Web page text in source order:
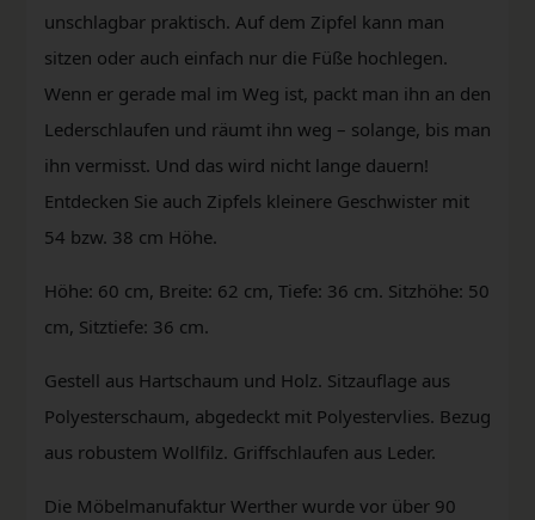
unschlagbar praktisch. Auf dem Zipfel kann man
sitzen oder auch einfach nur die Füße hochlegen.
Wenn er gerade mal im Weg ist, packt man ihn an den
Lederschlaufen und räumt ihn weg – solange, bis man
ihn vermisst. Und das wird nicht lange dauern!
Entdecken Sie auch Zipfels kleinere Geschwister mit
54 bzw. 38 cm Höhe.
Höhe: 60 cm, Breite: 62 cm, Tiefe: 36 cm. Sitzhöhe: 50
cm, Sitztiefe: 36 cm.
Gestell aus Hartschaum und Holz. Sitzauflage aus
Polyesterschaum, abgedeckt mit Polyestervlies. Bezug
aus robustem Wollfilz. Griffschlaufen aus Leder.
Die Möbelmanufaktur Werther wurde vor über 90